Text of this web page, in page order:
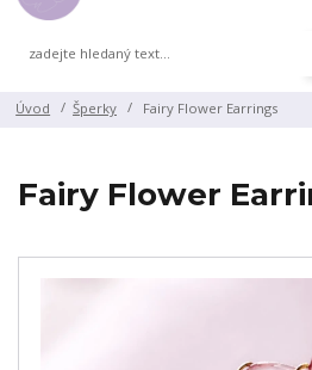
Úvod Šperky Fairy Flower Earrings
Fairy Flower